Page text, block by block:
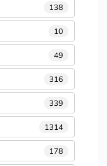
138
10
49
316
339
1314
178